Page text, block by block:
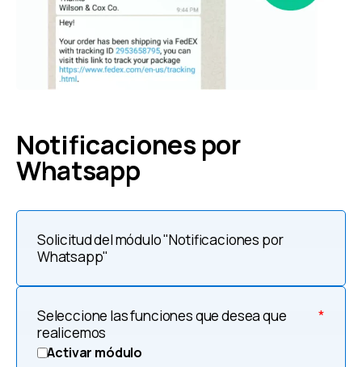
Notificaciones por
Whatsapp
Solicitud del módulo "Notificaciones por
Whatsapp"
*
Seleccione las funciones que desea que
realicemos
Activar módulo